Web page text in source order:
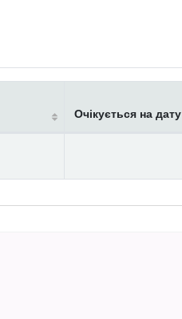
Очікується на дату